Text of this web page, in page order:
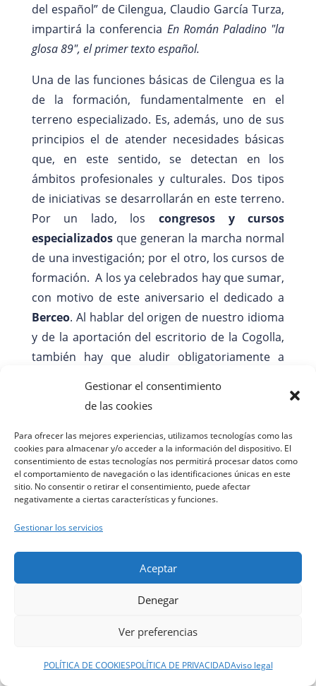
Gestionar el consentimiento
de las cookies
Para ofrecer las mejores experiencias, utilizamos tecnologías como las
cookies para almacenar y/o acceder a la información del dispositivo. El
consentimiento de estas tecnologías nos permitirá procesar datos como
el comportamiento de navegación o las identificaciones únicas en este
sitio. No consentir o retirar el consentimiento, puede afectar
negativamente a ciertas características y funciones.
Gestionar los servicios
Aceptar
Denegar
Ver preferencias
POLÍTICA DE COOKIESPOLÍTICA DE PRIVACIDADAviso legal
del español” de Cilengua, Claudio García Turza,
impartirá la conferencia En Román Paladino "la
glosa 89", el primer texto español.
Una de las funciones básicas de Cilengua es la
de la formación, fundamentalmente en el
terreno especializado. Es, además, uno de sus
principios el de atender necesidades básicas
que, en este sentido, se detectan en los
ámbitos profesionales y culturales. Dos tipos
de iniciativas se desarrollarán en este terreno.
Por un lado, loscongresos y cursos
especializados que generan la marcha normal
de una investigación; por el otro, los cursos de
formación. A los ya celebrados hay que sumar,
con motivo de este aniversario el dedicado a
Berceo. Al hablar del origen de nuestro idioma
y de la aportación del escritorio de la Cogolla,
también hay que aludir obligatoriamente a
nuestra lengua y prodigiosamente diestro en
transfundir la latinidad en el alma misma del
romance, enriquece el vocabulario culto como
nadie lo ha hecho con tal intensidad en la
repaire tot romeo cansado»: Gonzalo de
Berceo, hoypretende, por una parte, reunir a
reconocidos especialistas en la figura de
Gonzalo de Berceo y en la literatura de clerecía,
investigación españoles como extranjeros; y